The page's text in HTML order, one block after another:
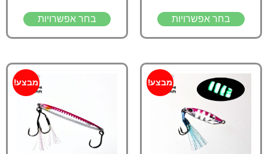
בחר אפשרויות בחר אפשרויות
מבצע! מבצע!